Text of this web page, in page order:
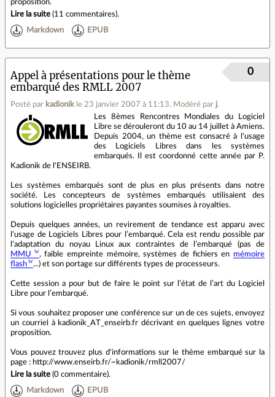
proposition.
Lire la suite (11 commentaires).
Markdown EPUB
Appel à présentations pour le thème
embarqué des RMLL 2007
Posté par kadionik le 23 janvier 2007 à 11:13. Modéré par j.
0
Les 8èmes Rencontres Mondiales du Logiciel
Libre se dérouleront du 10 au 14 juillet à Amiens.
Depuis 2004, un thème est consacré à l'usage
des Logiciels Libres dans les systèmes
embarqués. Il est coordonné cette année par P.
Kadionik de l'ENSEIRB.
Les systèmes embarqués sont de plus en plus présents dans notre
société. Les concepteurs de systèmes embarqués utilisaient des
solutions logicielles propriétaires payantes soumises à royalties.
Depuis quelques années, un revirement de tendance est apparu avec
l’usage de Logiciels Libres pour l’embarqué. Cela est rendu possible par
l’adaptation du noyau Linux aux contraintes de l’embarqué (pas de
MMU
, faible empreinte mémoire, systèmes de fichiers en mémoire
flash
...) et son portage sur différents types de processeurs.
Cette session a pour but de faire le point sur l’état de l’art du Logiciel
Libre pour l’embarqué.
Si vous souhaitez proposer une conférence sur un de ces sujets, envoyez
un courriel à kadionik_AT_enseirb.fr décrivant en quelques lignes votre
proposition.
Vous pouvez trouvez plus d'informations sur le thème embarqué sur la
page : http://www.enseirb.fr/~kadionik/rmll2007/
Lire la suite (0 commentaire).
Markdown EPUB